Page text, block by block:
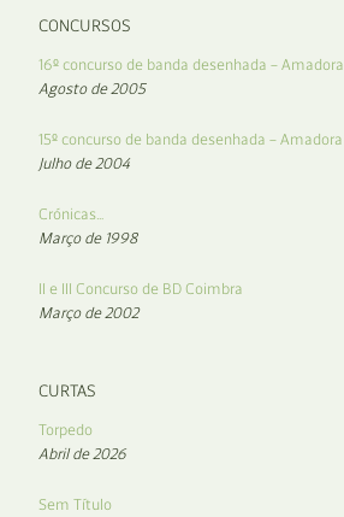
CONCURSOS
16º concurso de banda desenhada – Amadora
Agosto de 2005
15º concurso de banda desenhada – Amadora
Julho de 2004
Crónicas…
Março de 1998
II e III Concurso de BD Coimbra
Março de 2002
CURTAS
Torpedo
Abril de 2026
Sem Título